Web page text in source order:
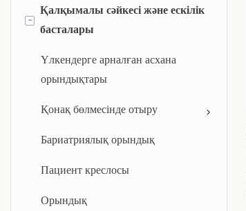
- Қалқымалы сәйкесі және ескілік
басталары
Үлкендерге арналған асхана
орындықтары
Қонақ бөлмесінде отыру
Бариатриялық орындық
Пациент креслосы
Орындық